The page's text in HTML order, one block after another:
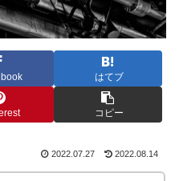
はてブ
コピー
2022.07.27 2022.08.14